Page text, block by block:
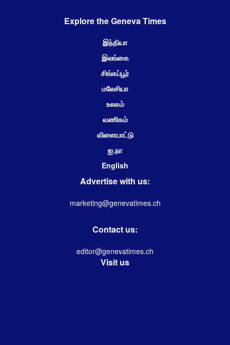
Explore the Geneva Times
இந்தியா
இலங்கை
சிங்கப்பூர்
மலேசியா
உலகம்
வணிகம்
விளையாட்டு
ஐ.நா
English
Advertise with us:
marketing@genevatimes.ch
Contact us:
editor@genevatimes.ch
Visit us